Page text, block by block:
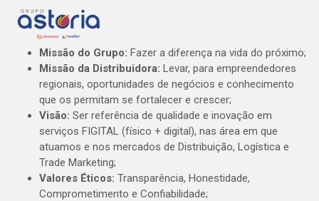
Missão do Grupo: Fazer a diferença na vida do próximo;
Missão da Distribuidora: Levar, para empreendedores
regionais, oportunidades de negócios e conhecimento
que os permitam se fortalecer e crescer;
Visão: Ser referência de qualidade e inovação em
serviços FIGITAL (físico + digital), nas área em que
atuamos e nos mercados de Distribuição, Logística e
Trade Marketing;
Valores Éticos: Transparência, Honestidade,
Comprometimento e Confiabilidade;